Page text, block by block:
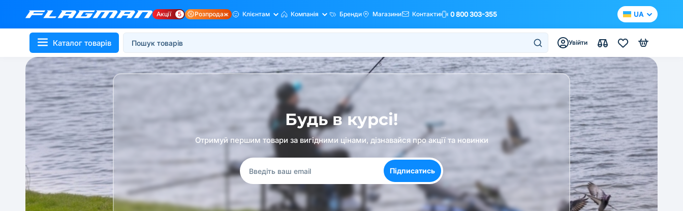
Акції 5 Розпродаж Клієнтам Компанія Бренди Магазини Контакти 0 800 303-355 UA
Каталог товарів Увійти
Будь в курсі!
Отримуй першим товари за вигідними цінами, дізнавайся про акції та новинки
Підписатись